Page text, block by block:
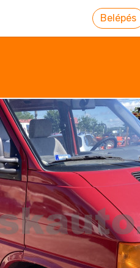
Belépés